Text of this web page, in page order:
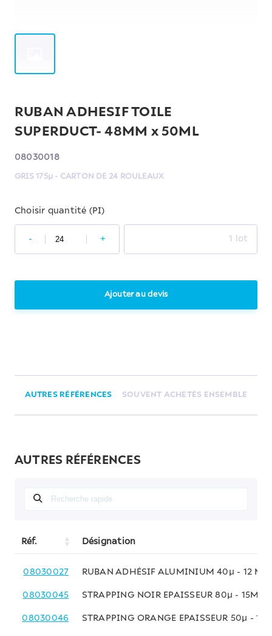
RUBAN ADHESIF TOILE
SUPERDUCT- 48MM x 50ML
08030018
GRIS 175µ - CARTON DE 24 ROULEAUX
Choisir quantité (PI)
- + 1 lot
Ajouter au devis
AUTRES RÉFÉRENCES SOUVENT ACHETÉS ENSEMBLE
AUTRES RÉFÉRENCES
Réf. Désignation
08030027 RUBAN ADHÉSIF ALUMINIUM 40µ - 12
08030045 STRAPPING NOIR EPAISSEUR 80µ - 15MM
08030046 STRAPPING ORANGE EPAISSEUR 50µ -